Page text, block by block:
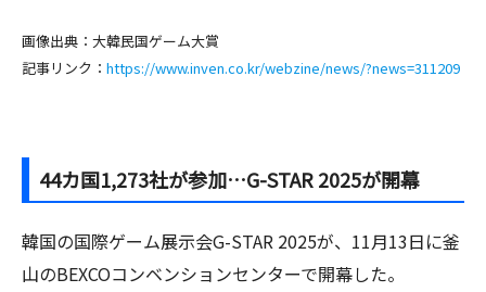
画像出典：大韓民国ゲーム大賞
記事リンク： https://www.inven.co.kr/webzine/news/?news=311209
44カ国1,273社が参加…G-STAR 2025が開幕
韓国の国際ゲーム展示会G-STAR 2025が、11月13日に釜
山のBEXCOコンベンションセンターで開幕した。